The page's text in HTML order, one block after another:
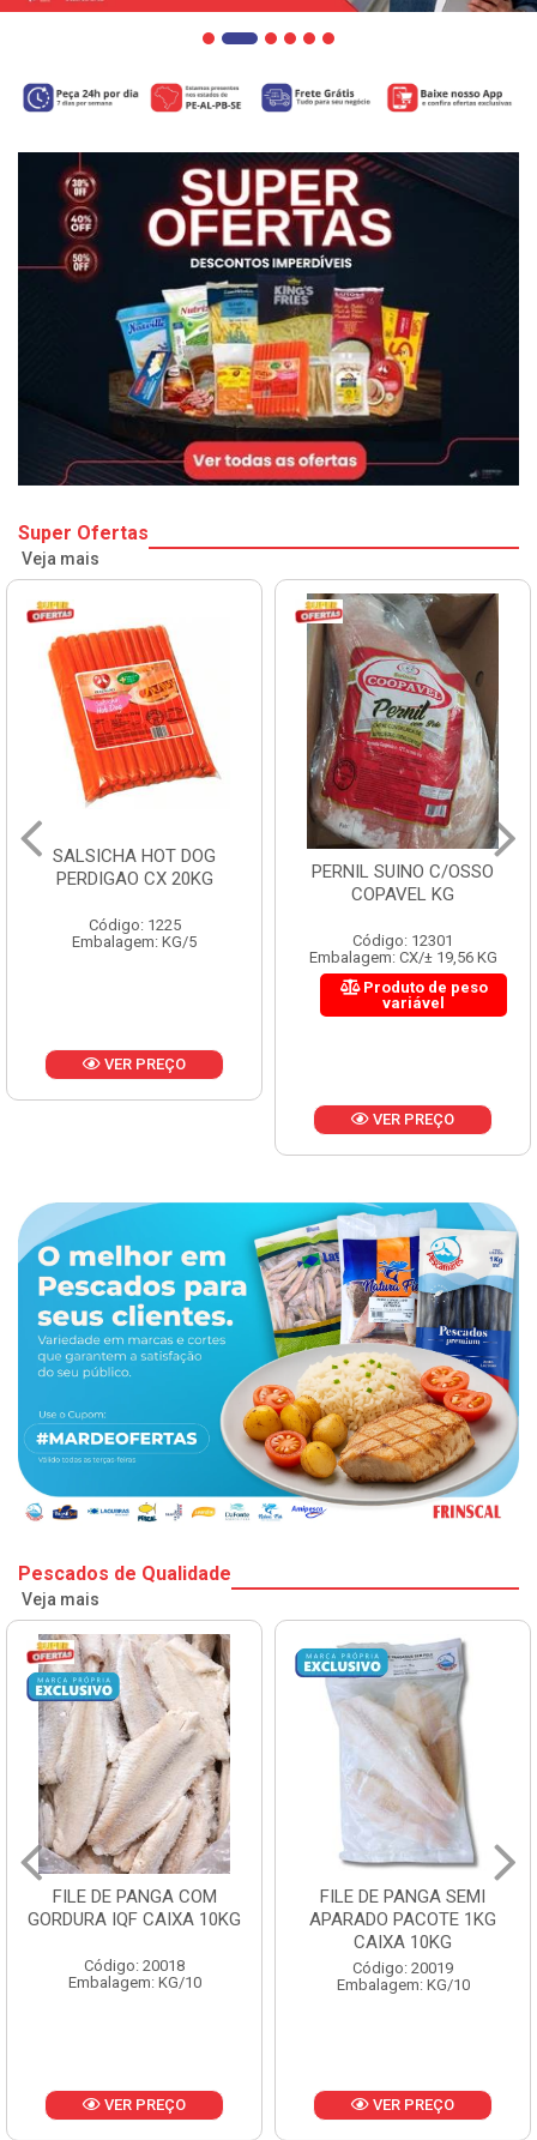
Super Ofertas
Veja mais
SALSICHA HOT DOG
PERDIGAO CX 20KG
Código: 1225
Embalagem: KG/5
VER PREÇO
PERNIL SUINO C/OSSO
COPAVEL KG
Código: 12301
Embalagem: CX/± 19,56 KG
Produto de peso
variável
VER PREÇO
Pescados de Qualidade
Veja mais
FILE DE PANGA SEMI
APARADO PACOTE 1KG
Código: 20019
Embalagem: KG/10
VER PREÇO
POLACA DESFIADA
PESCAMARES PCT5KG
CX10KG
Código: 20161
Embalagem: KG/10
VER PREÇO